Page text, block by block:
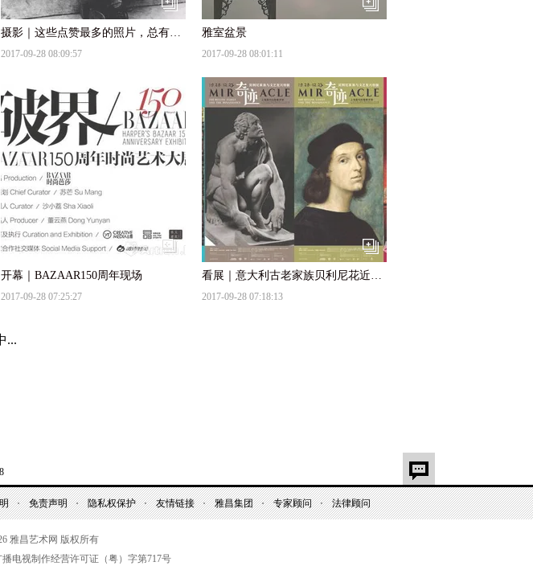
摄影｜这些点赞最多的照片，总有一张触动你
2017-09-28 08:09:57
雅室盆景
2017-09-28 08:01:11
开幕｜BAZAAR150周年现场
2017-09-28 07:25:27
看展｜意大利古老家族贝利尼花近600年收藏了什么？
2017-09-28 07:18:13
拍卖｜匡時香港2017秋拍“中国艺术品专场佳器擷英”
2017-09-28 07:01:21
牛头怪：毕加索的“第二自我”